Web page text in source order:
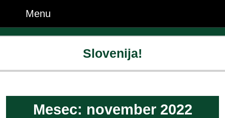
content
Menu
Slovenija!
Mesec: november 2022